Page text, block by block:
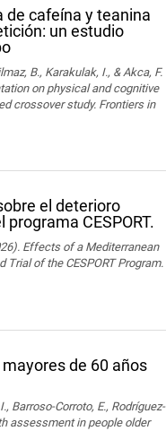
de cafeína y teanina
un estudio
B., Karakulak, I., & Akca, F.
on physical and cognitive
crossover study. Frontiers in
el deterioro
CESPORT.
Effects of a Mediterranean
of the CESPORT Program.
de 60 años
Barroso-Corroto, E., Rodríguez-
assessment in people older